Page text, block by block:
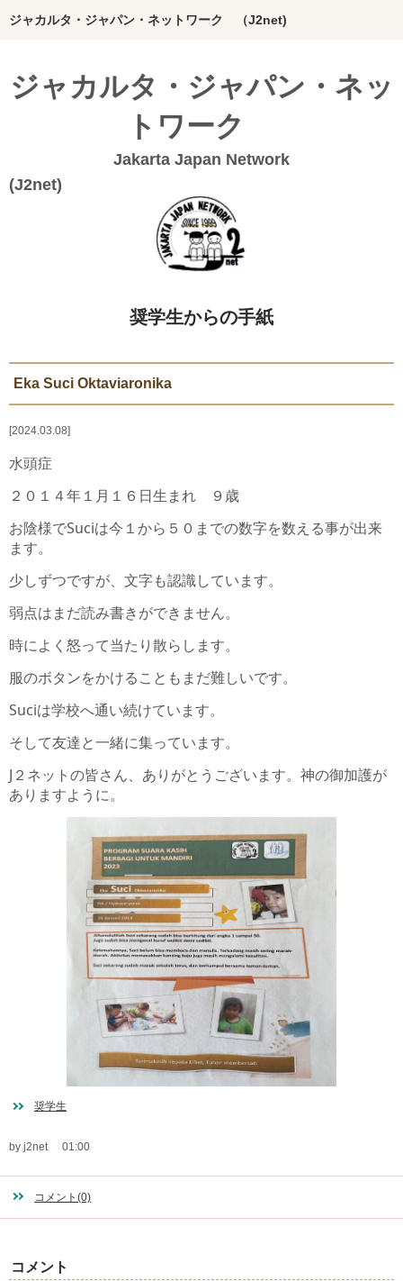
ジャカルタ・ジャパン・ネットワーク （J2net)
ジャカルタ・ジャパン・ネッ
トワーク
Jakarta Japan Network
インドネシアってどんな国？
ジャカルタの活動
ご支援のお願い
お問い合わせ
新着情報
ニュースレター
奨学生からの手紙
2024.03.08
Eka Suci Oktaviaronika
水頭症
２０１４年１月１６日生まれ ９歳
お陰様でSuciは今１から５０までの数字を数える事が出来
ます。
少しずつですが、文字も認識しています。
弱点はまだ読み書きができません。
時によく怒って当たり散らします。
服のボタンをかけることもまだ難しいです。
Suciは学校へ通い続けています。
そして友達と一緒に集っています。
J２ネットの皆さん、ありがとうございます。神の御加護が
ありますように。
奨学生
by j2net 01:00
コメント(0)
コメント